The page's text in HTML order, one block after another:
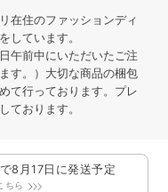
在住のファッションディ
しています。
午前中にいただいたご注
す。）大切な商品の梱包
て行っております。プレ
ております。
8月17日 に発送予定
ちら